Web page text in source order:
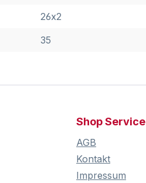
26x2
35
Shop Service
AGB
Kontakt
Impressum